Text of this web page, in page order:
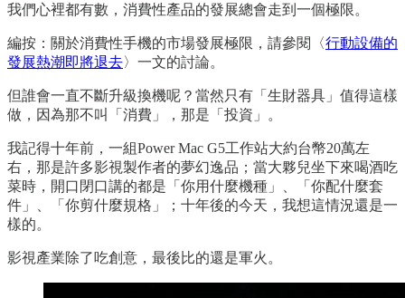
我們心裡都有數，消費性產品的發展總會走到一個極限。
編按：關於消費性手機的市場發展極限，請參閱〈行動設備的
發展熱潮即將退去〉一文的討論。
但誰會一直不斷升級換機呢？當然只有「生財器具」值得這樣
做，因為那不叫「消費」，那是「投資」。
我記得十年前，一組Power Mac G5工作站大約台幣20萬左
右，那是許多影視製作者的夢幻逸品；當大夥兒坐下來喝酒吃
菜時，開口閉口講的都是「你用什麼機種」、「你配什麼套
件」、「你剪什麼規格」；十年後的今天，我想這情況還是一
樣的。
影視產業除了吃創意，最後比的還是軍火。